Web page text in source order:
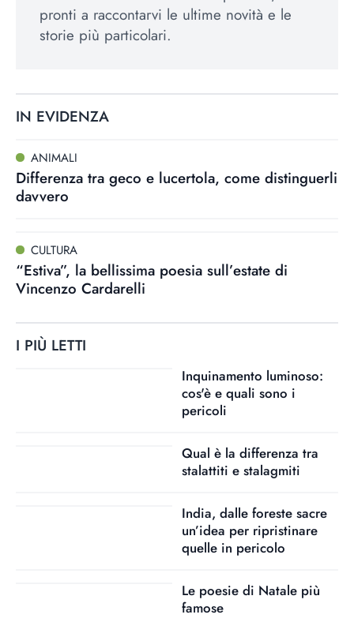
pronti a raccontarvi le ultime novità e le
storie più particolari.
IN EVIDENZA
ANIMALI
Differenza tra geco e lucertola, come distinguerli
davvero
CULTURA
“Estiva”, la bellissima poesia sull’estate di
Vincenzo Cardarelli
I PIÙ LETTI
Inquinamento luminoso:
cos'è e quali sono i
pericoli
Qual è la differenza tra
stalattiti e stalagmiti
India, dalle foreste sacre
un’idea per ripristinare
quelle in pericolo
Le poesie di Natale più
famose